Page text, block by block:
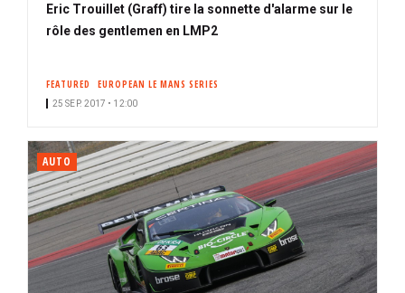
Eric Trouillet (Graff) tire la sonnette d'alarme sur le
rôle des gentlemen en LMP2
FEATURED EUROPEAN LE MANS SERIES
25 SEP. 2017 • 12:00
AUTO